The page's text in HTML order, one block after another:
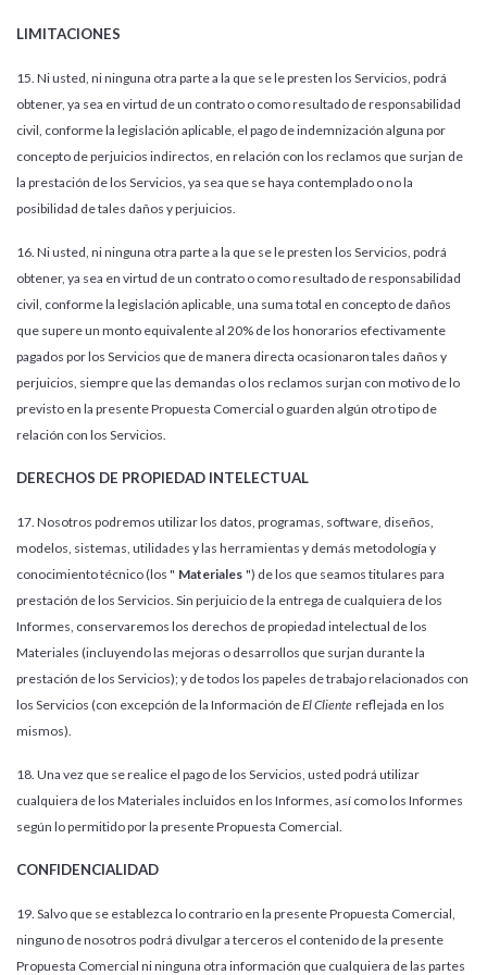
LIMITACIONES
15. Ni usted, ni ninguna otra parte a la que se le presten los Servicios, podrá
obtener, ya sea en virtud de un contrato o como resultado de responsabilidad
civil, conforme la legislación aplicable, el pago de indemnización alguna por
concepto de perjuicios indirectos, en relación con los reclamos que surjan de
la prestación de los Servicios, ya sea que se haya contemplado o no la
posibilidad de tales daños y perjuicios.
16. Ni usted, ni ninguna otra parte a la que se le presten los Servicios, podrá
obtener, ya sea en virtud de un contrato o como resultado de responsabilidad
civil, conforme la legislación aplicable, una suma total en concepto de daños
que supere un monto equivalente al 20% de los honorarios efectivamente
pagados por los Servicios que de manera directa ocasionaron tales daños y
perjuicios, siempre que las demandas o los reclamos surjan con motivo de lo
previsto en la presente Propuesta Comercial o guarden algún otro tipo de
relación con los Servicios.
DERECHOS DE PROPIEDAD INTELECTUAL
17. Nosotros podremos utilizar los datos, programas, software, diseños,
modelos, sistemas, utilidades y las herramientas y demás metodología y
conocimiento técnico (los " Materiales ") de los que seamos titulares para
prestación de los Servicios. Sin perjuicio de la entrega de cualquiera de los
Informes, conservaremos los derechos de propiedad intelectual de los
Materiales (incluyendo las mejoras o desarrollos que surjan durante la
prestación de los Servicios); y de todos los papeles de trabajo relacionados con
los Servicios (con excepción de la Información deEl Cliente reflejada en los
mismos).
18. Una vez que se realice el pago de los Servicios, usted podrá utilizar
cualquiera de los Materiales incluidos en los Informes, así como los Informes
según lo permitido por la presente Propuesta Comercial.
CONFIDENCIALIDAD
19. Salvo que se establezca lo contrario en la presente Propuesta Comercial,
ninguno de nosotros podrá divulgar a terceros el contenido de la presente
Propuesta Comercial ni ninguna otra información que cualquiera de las partes